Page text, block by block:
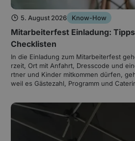
5. August 2026 Know-How
Mitarbeiterfest Einladung:
Checklisten
In die Einladung zum Mitarbeiterfest
rzeit, Ort mit Anfahrt, Dresscode und
rtner und Kinder mitkommen dürfen,
weil es Gästezahl, Programm und
e Checkliste.